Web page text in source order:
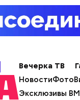
Вечерка ТВ
НовостиФото
Эксклюзивы ВМ